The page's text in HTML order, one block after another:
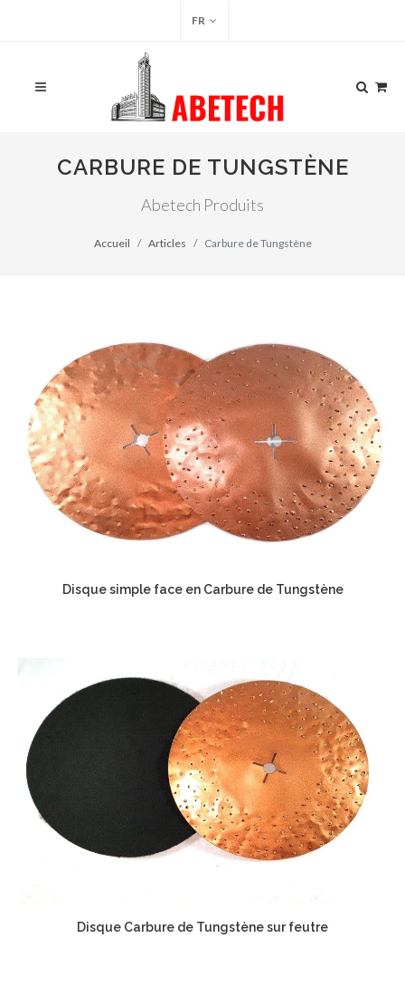
FR
CARBURE DE TUNGSTÈNE
Abetech Produits
Accueil Articles Carbure de Tungstène
Disque simple face en Carbure de Tungstène
Disque Carbure de Tungstène sur feutre